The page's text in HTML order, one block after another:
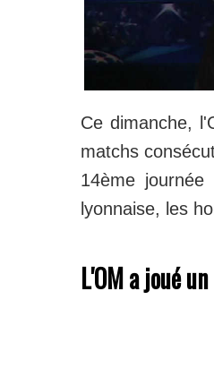
Ce dimanche,
matchs
14ème
lyonnaise, les
L'OM a joué